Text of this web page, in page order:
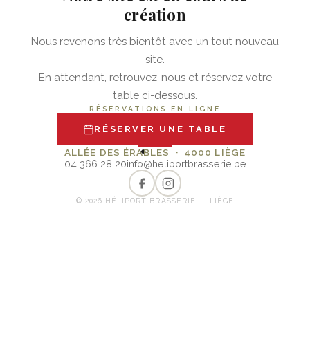
création
Nous revenons très bientôt avec un tout nouveau
site.
En attendant, retrouvez-nous et réservez votre
table ci-dessous.
RÉSERVATIONS EN LIGNE
RÉSERVER UNE TABLE
✦
ALLÉE DES ÉRABLES · 4000 LIÈGE
04 366 28 20info@heliportbrasserie.be
© 2026 HÉLIPORT BRASSERIE · LIÈGE